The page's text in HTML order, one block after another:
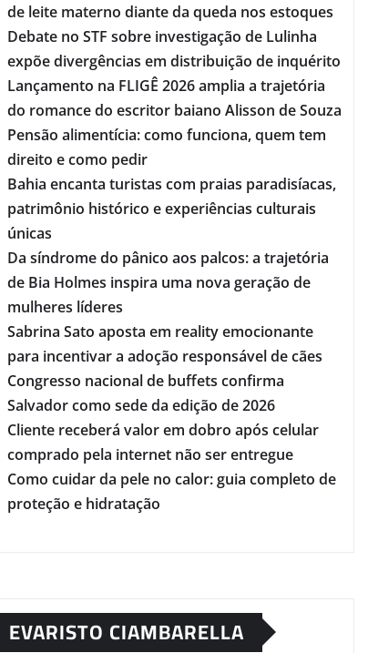
de leite materno diante da queda nos estoques
Debate no STF sobre investigação de Lulinha
expõe divergências em distribuição de inquérito
Lançamento na FLIGÊ 2026 amplia a trajetória
do romance do escritor baiano Alisson de Souza
Pensão alimentícia: como funciona, quem tem
direito e como pedir
Bahia encanta turistas com praias paradisíacas,
patrimônio histórico e experiências culturais
únicas
Da síndrome do pânico aos palcos: a trajetória
de Bia Holmes inspira uma nova geração de
mulheres líderes
Sabrina Sato aposta em reality emocionante
para incentivar a adoção responsável de cães
Congresso nacional de buffets confirma
Salvador como sede da edição de 2026
Cliente receberá valor em dobro após celular
comprado pela internet não ser entregue
Como cuidar da pele no calor: guia completo de
proteção e hidratação
EVARISTO CIAMBARELLA